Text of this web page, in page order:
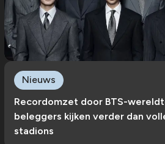
Recordomzet door BTS-
beleggers kijken verder dan
stadions
Nieuws